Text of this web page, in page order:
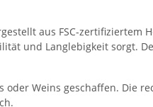
aus FSC-zertifiziertem
und Langlebigkeit sorgt.
Weins geschaffen. Die